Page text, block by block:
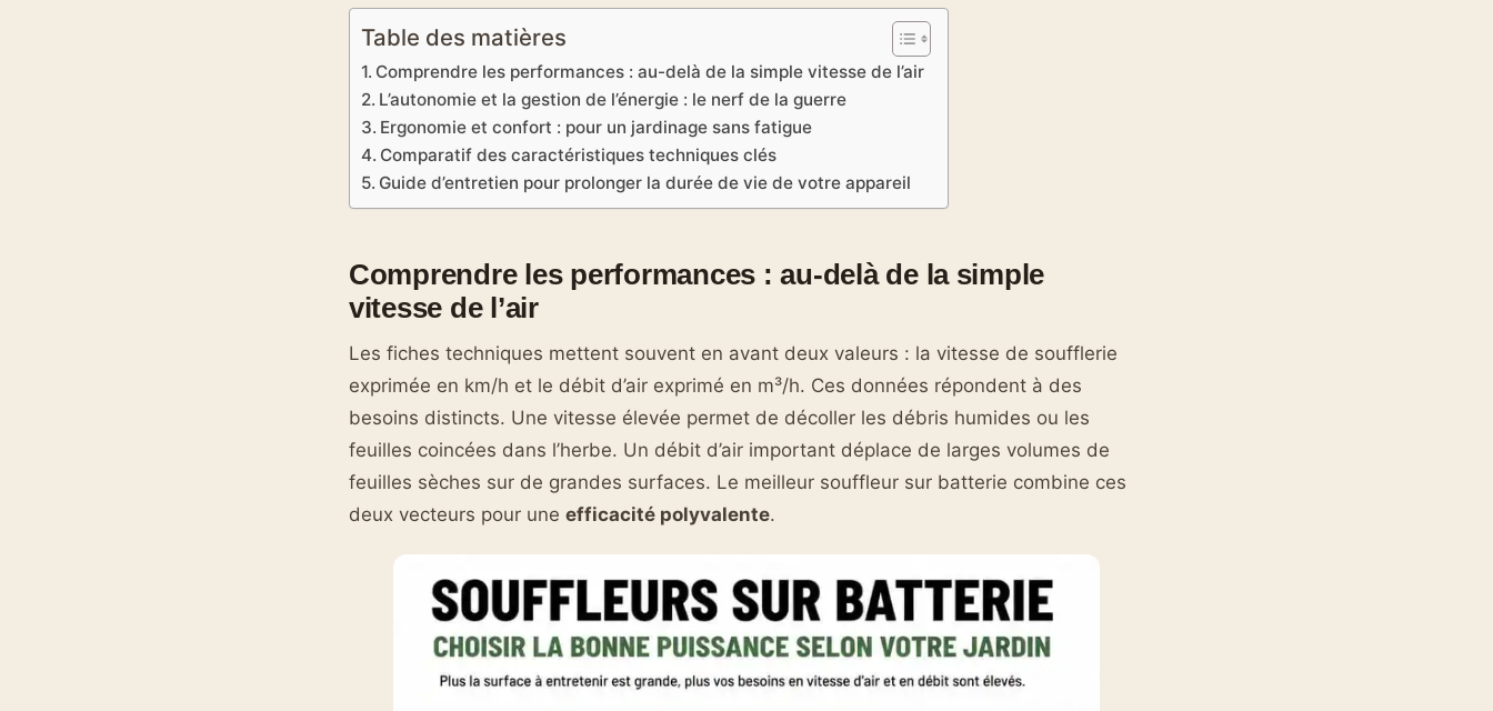
Table des matières
Comprendre les performances : au-delà de la simple vitesse de l’air
L’autonomie et la gestion de l’énergie : le nerf de la guerre
Ergonomie et confort : pour un jardinage sans fatigue
Comparatif des caractéristiques techniques clés
Guide d’entretien pour prolonger la durée de vie de votre appareil
Comprendre les performances : au-delà de la simple
vitesse de l’air
Les fiches techniques mettent souvent en avant deux valeurs : la vitesse de soufflerie
exprimée en km/h et le débit d’air exprimé en m³/h. Ces données répondent à des
besoins distincts. Une vitesse élevée permet de décoller les débris humides ou les
feuilles coincées dans l’herbe. Un débit d’air important déplace de larges volumes de
feuilles sèches sur de grandes surfaces. Le meilleur souffleur sur batterie combine ces
deux vecteurs pour une efficacité polyvalente.